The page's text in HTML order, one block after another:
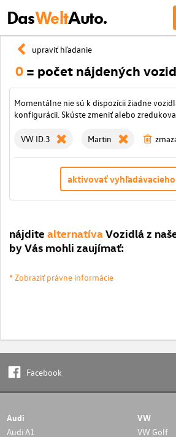
DasWeltAuto.
upraviť hľadanie
0 = počet nájdených
Momentálne nie sú k dispozícii žiadne
konfigurácii. Skúste zmeniť alebo
VW ID.3 Martin
aktivovať
nájdite alternatívaVozidlá z
by Vás mohli zaujímať:
* Zobraziť právne informácie
Facebook
Audi
Audi A1
VW
VW Golf